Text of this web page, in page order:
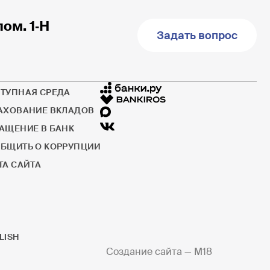
1‐Н
Задать вопрос
СРЕДА
ВКЛАДОВ
В БАНК
О КОРРУПЦИИ
САЙТА
Создание сайта — M18